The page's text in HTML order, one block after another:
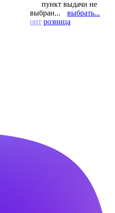
пункт выдачи не
выбран...
выбрать...
опт розница